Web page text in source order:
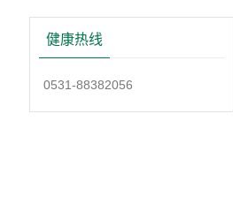
健康热线
0531-88382056